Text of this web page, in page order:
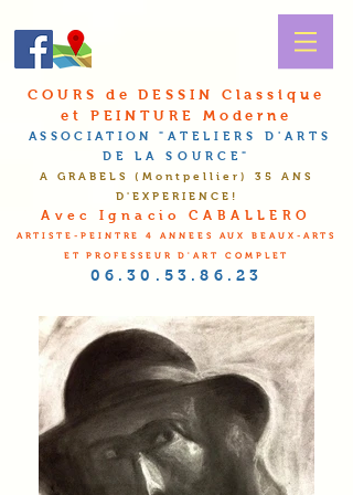
COURS de DESSIN Classique
et PEINTURE Moderne
ASSOCIATION "A TELIERS D' A RTS
DE LAS OURCE"
A GRABELS (Montpellier ) 35 ANS
D'EXPERIENCE!
Avec Ignacio CABALLERO
ARTISTE-PEINTRE 4 ANNEES AUX BEAUX-ARTS
ET PROFESSEUR D'ART COMPLET
06.30.53.86.23